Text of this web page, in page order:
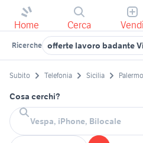
Home Cerca Vendi
Ricerche offerte lavoro badante
Subito Telefonia Sicilia
Cosa cerchi?